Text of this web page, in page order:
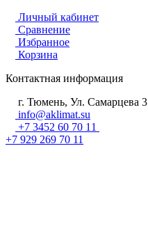
Личный кабинет
Сравнение
Избранное
Корзина
Контактная информация
г. Тюмень, Ул. Самарцева 3
info@aklimat.su
+7 3452 60 70 11
+7 929 269 70 11